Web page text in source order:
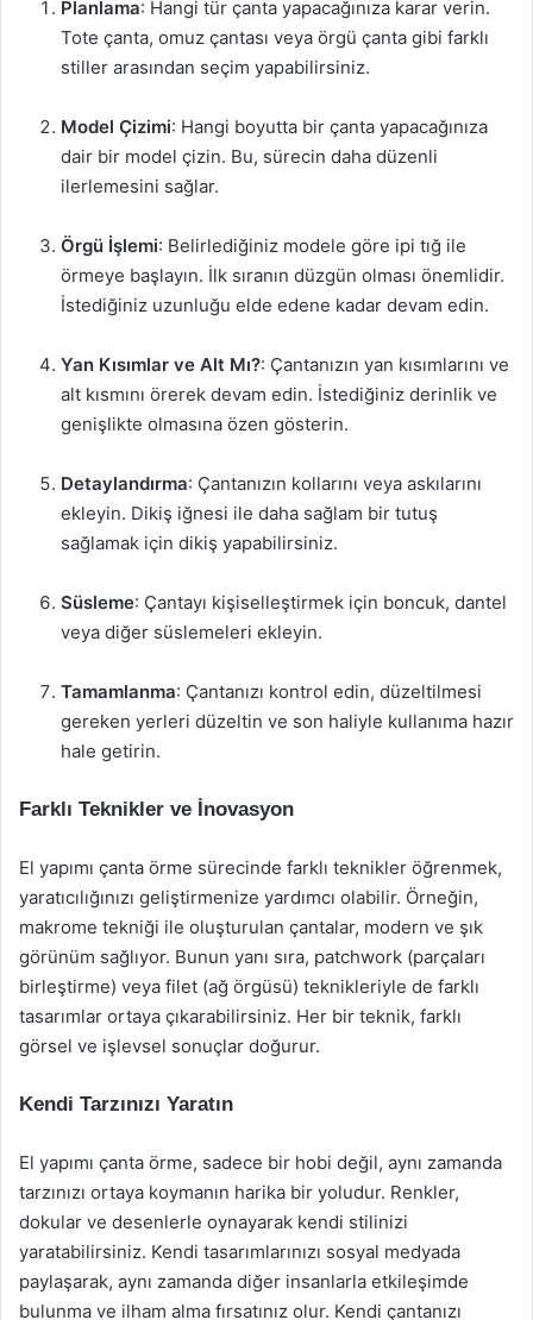
Planlama: Hangi tür çanta yapacağınıza karar verin.
Tote çanta, omuz çantası veya örgü çanta gibi farklı
stiller arasından seçim yapabilirsiniz.
Model Çizimi: Hangi boyutta bir çanta yapacağınıza
dair bir model çizin. Bu, sürecin daha düzenli
ilerlemesini sağlar.
Örgü İşlemi: Belirlediğiniz modele göre ipi tığ ile
örmeye başlayın. İlk sıranın düzgün olması önemlidir.
İstediğiniz uzunluğu elde edene kadar devam edin.
Yan Kısımlar ve Alt Mı?: Çantanızın yan kısımlarını ve
alt kısmını örerek devam edin. İstediğiniz derinlik ve
genişlikte olmasına özen gösterin.
Detaylandırma: Çantanızın kollarını veya askılarını
ekleyin. Dikiş iğnesi ile daha sağlam bir tutuş
sağlamak için dikiş yapabilirsiniz.
Süsleme: Çantayı kişiselleştirmek için boncuk, dantel
veya diğer süslemeleri ekleyin.
Tamamlanma: Çantanızı kontrol edin, düzeltilmesi
gereken yerleri düzeltin ve son haliyle kullanıma hazır
hale getirin.
Farklı Teknikler ve İnovasyon
El yapımı çanta örme sürecinde farklı teknikler öğrenmek,
yaratıcılığınızı geliştirmenize yardımcı olabilir. Örneğin,
makrome tekniği ile oluşturulan çantalar, modern ve şık
görünüm sağlıyor. Bunun yanı sıra, patchwork (parçaları
birleştirme) veya filet (ağ örgüsü) teknikleriyle de farklı
tasarımlar ortaya çıkarabilirsiniz. Her bir teknik, farklı
görsel ve işlevsel sonuçlar doğurur.
Kendi Tarzınızı Yaratın
El yapımı çanta örme, sadece bir hobi değil, aynı zamanda
tarzınızı ortaya koymanın harika bir yoludur. Renkler,
dokular ve desenlerle oynayarak kendi stilinizi
yaratabilirsiniz. Kendi tasarımlarınızı sosyal medyada
paylaşarak, aynı zamanda diğer insanlarla etkileşimde
bulunma ve ilham alma fırsatınız olur. Kendi çantanızı